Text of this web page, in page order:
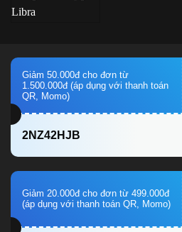
Giảm 50.000đ cho đơn từ
1.500.000đ (áp dụng với thanh toán
QR, Momo)
2NZ42HJB
Giảm 20.000đ cho đơn từ 499.000đ
(áp dụng với thanh toán QR, Momo)